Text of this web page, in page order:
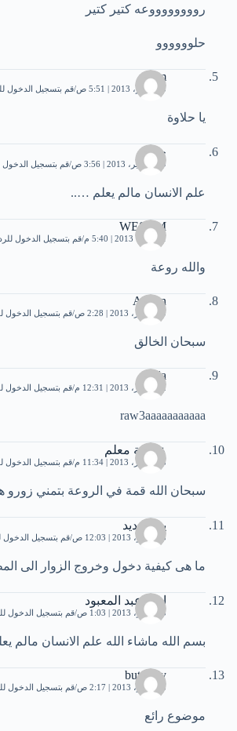
رووووووووعه كتير كتير
حلوووووو
eslam
3 سبتمبر، 2013 | 5:51 ص قم بتسجيل الدخول
يا حلاوة
جابر
19 سبتمبر، 2013 | 3:56 ص قم بتسجيل الدخول
علم الانسان مالم يعلم …..
WESAM
1 أكتوبر، 2013 | 5:40 م قم بتسجيل الدخول للرد
والله روعة
Aiman
10 أكتوبر، 2013 | 2:28 ص قم بتسجيل الدخول
سبحان الخالق
hela
12 أكتوبر، 2013 | 12:31 م قم بتسجيل الدخول
raw3aaaaaaaaaaa
عائشة معلم
28 أكتوبر، 2013 | 11:34 م قم بتسجيل الدخول
سبحان الله قمة في الروعة بتمني زورو
يوم جديد
5 نوفمبر، 2013 | 12:03 ص قم بتسجيل الدخول
ما هى كيفية دخول وخروج الزوار الى
احمدعبد المعبود
5 نوفمبر، 2013 | 1:03 ص قم بتسجيل الدخول
بسم الله ماشاء الله علم الانسان مالم
butterfly
8 نوفمبر، 2013 | 2:17 ص قم بتسجيل الدخول
موضوع رائع